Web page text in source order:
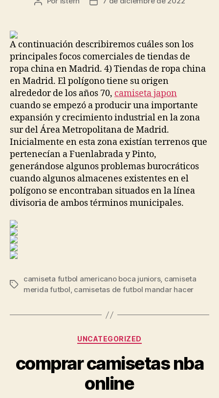
A continuación describiremos cuáles son los
principales focos comerciales de tiendas de
ropa china en Madrid. 4) Tiendas de ropa china
en Madrid. El polígono tiene su origen
alrededor de los años 70, camiseta japon
cuando se empezó a producir una importante
expansión y crecimiento industrial en la zona
sur del Área Metropolitana de Madrid.
Inicialmente en esta zona existían terrenos que
pertenecían a Fuenlabrada y Pinto,
generándose algunos problemas burocráticos
cuando algunos almacenes existentes en el
polígono se encontraban situados en la línea
divisoria de ambos términos municipales.
Etiquetas
camiseta futbol americano boca juniors, camiseta
merida futbol, camisetas de futbol mandar hacer
Categorías
UNCATEGORIZED
comprar camisetas nba
online